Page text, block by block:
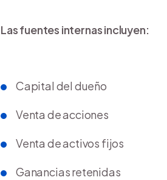
Las fuentes internas incluyen:
Capital del dueño
Venta de acciones
Venta de activos fijos
Ganancias retenidas